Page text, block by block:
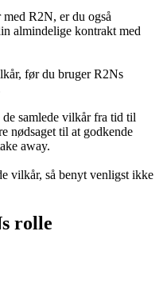
R2N, er du også
almindelige kontrakt med
før du bruger R2Ns
samlede vilkår fra tid til
nødsaget til at godkende
away.
vilkår, så benyt venligst ikke
rolle